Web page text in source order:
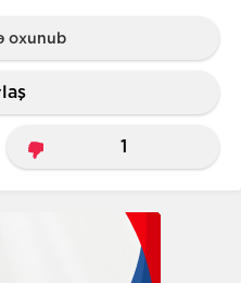
oxunub
1